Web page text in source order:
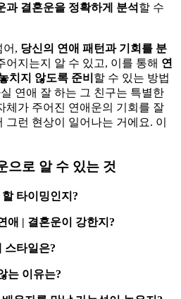
과 결혼운을 정확하게 분석 할 수
어, 당신의 연애 패턴과 기회를 분
어지는지 알 수 있고, 이를 통해 연
치지 않도록 준비 할 수 있는 방법
연애 잘 하는 그 친구는 특별한
체가 주어진 연애운의 기회를 잘
런 현상이 일어나는 거에요. 이
으로 알 수 있는 것
타이밍인지?
애 | 결혼운이 강한지?
스타일은?
는 이유는?